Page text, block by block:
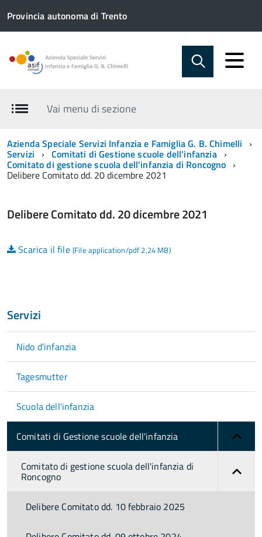
Provincia autonoma di Trento
Vai menu di sezione
Azienda Speciale Servizi Infanzia e Famiglia G. B. Chimelli
Servizi Comitati di Gestione scuole dell'infanzia
Comitato di gestione scuola dell'infanzia di Roncogno
Delibere Comitato dd. 20 dicembre 2021
Delibere Comitato dd. 20 dicembre 2021
Scarica il file (File application/pdf 2,24 MB)
Servizi
Nido d'infanzia
Tagesmutter
Scuola dell'infanzia
Comitati di Gestione scuole dell'infanzia
Comitato di gestione scuola dell'infanzia di
Roncogno
Delibere Comitato dd. 10 febbraio 2025